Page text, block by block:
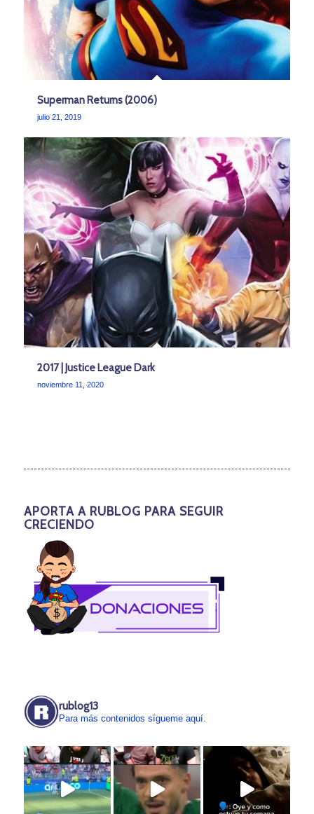
Superman Returns (2006)
julio 21, 2019
2017 | Justice League Dark
noviembre 11, 2020
APORTA A RUBLOG PARA SEGUIR
CRECIENDO
rublog13
Para más contenidos sígueme aquí.